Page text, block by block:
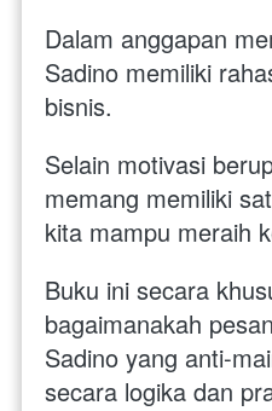
Dalam anggapan
Sadino memiliki
bisnis.
Selain motivasi
memang memiliki
kita mampu meraih
Buku ini secara
bagaimanakah
Sadino yang anti-
secara logika dan